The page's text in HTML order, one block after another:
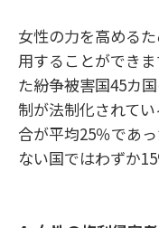
女性の力を高める
用することができ
た紛争被害国45カ
制が法制化されて
合が平均25％であ
ない国ではわずか15